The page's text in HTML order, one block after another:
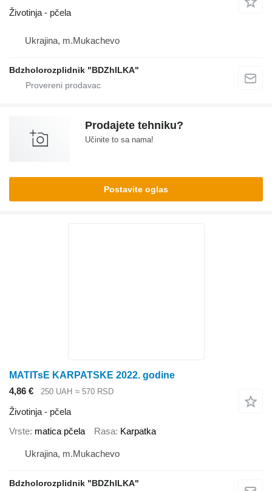
Životinja - pčela
Ukrajina, m.Mukachevo
Bdzholorozplidnik "BDZhILKA"
Prodajete tehniku?
Učinite to sa nama!
Postavite oglas
MATITsE KARPATSKE 2022. godine
4,86 €
250 UAH ≈ 570 RSD
Životinja - pčela
Vrste matica pčela Rasa Karpatka
Ukrajina, m.Mukachevo
Bdzholorozplidnik "BDZhILKA"